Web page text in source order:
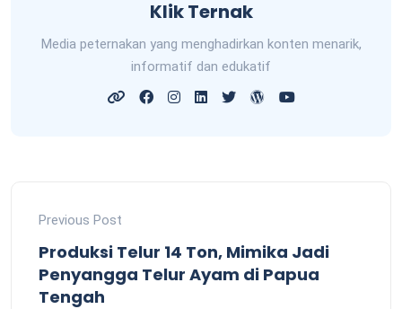
Klik Ternak
Media peternakan yang menghadirkan konten menarik,
informatif dan edukatif
Previous Post
Produksi Telur 14 Ton, Mimika Jadi
Penyangga Telur Ayam di Papua
Tengah